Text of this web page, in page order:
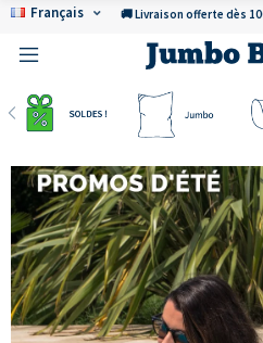
Français 🚚 Livraison offerte dès